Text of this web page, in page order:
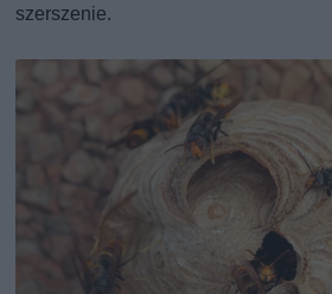
szerszenie.